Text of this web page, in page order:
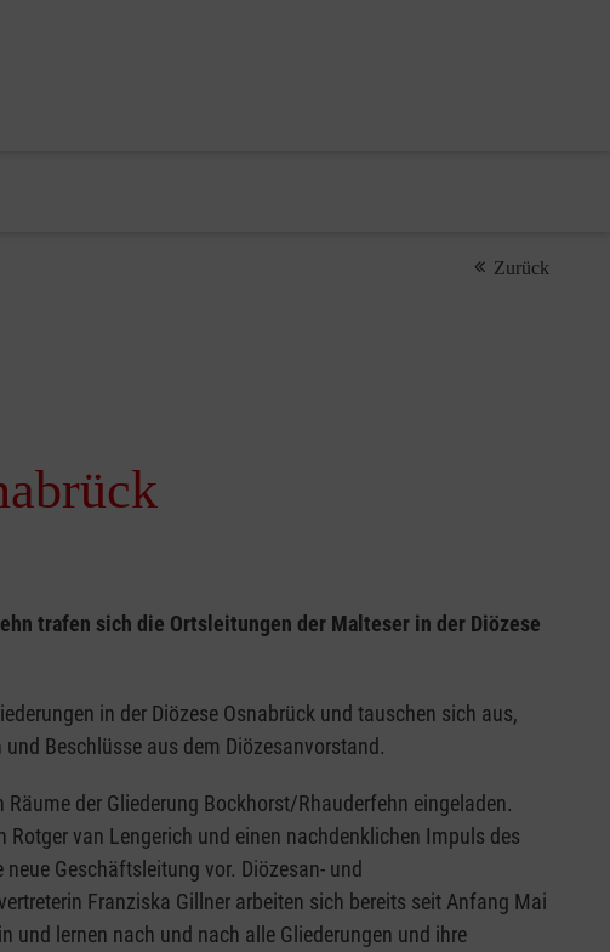
Zurück
trafen sich die Ortsleitungen der Malteser in der Diözese
in der Diözese Osnabrück und tauschen sich aus,
Beschlüsse aus dem Diözesanvorstand.
der Gliederung Bockhorst/Rhauderfehn eingeladen.
van Lengerich und einen nachdenklichen Impuls des
Geschäftsleitung vor. Diözesan- und
Franziska Gillner arbeiten sich bereits seit Anfang Mai
und lernen nach und nach alle Gliederungen und ihre